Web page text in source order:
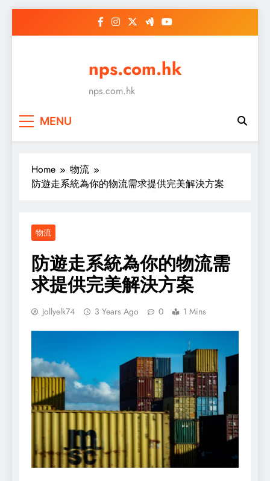
nps.com.hk
nps.com.hk
MENU
Home
物流
防遊走系統為你的物流需求提供完美解決方案
物流
防遊走系統為你的物流需
求提供完美解決方案
Jollyelk74 3 Years Ago 0 1 Mins